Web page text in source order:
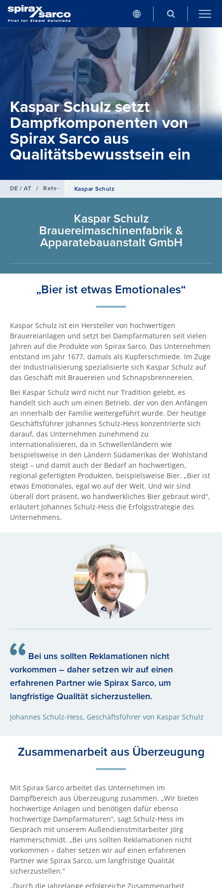
Kaspar Schulz setzt
Dampfkomponenten von
Spirax Sarco aus
Qualitätsbewusstsein ein
DE / AT / ReferenzenKaspar Schulz
Kaspar Schulz
Brauereimaschinenfabrik &
Apparatebauanstalt GmbH
„Bier ist etwas Emotionales“
Kaspar Schulz ist ein Hersteller von hochwertigen
Brauereianlagen und setzt bei Dampfarmaturen seit vielen
Jahren auf die Produkte von Spirax Sarco. Das Unternehmen
entstand im Jahr 1677, damals als Kupferschmiede. Im Zuge
der Industrialisierung spezialisierte sich Kaspar Schulz auf
das Geschäft mit Brauereien und Schnapsbrennereien.
Bei Kaspar Schulz wird nicht nur Tradition gelebt, es
handelt sich auch um einen Betrieb, der von den Anfängen
an innerhalb der Familie weitergeführt wurde. Der heutige
Geschäftsführer Johannes Schulz-Hess konzentrierte sich
darauf, das Unternehmen zunehmend zu
internationalisieren, da in Schwellenländern wie
beispielsweise in den Ländern Südamerikas der Wohlstand
steigt – und damit auch der Bedarf an hochwertigen,
regional gefertigten Produkten, beispielsweise Bier. „Bier ist
etwas Emotionales, egal wo auf der Welt. Und wir sind
überall dort präsent, wo handwerkliches Bier gebraut wird“,
erläutert Johannes Schulz-Hess die Erfolgsstrategie des
Unternehmens.
Bei uns sollten Reklamationen nicht
vorkommen – daher setzen wir auf einen
erfahrenen Partner wie Spirax Sarco, um
langfristige Qualität sicherzustellen.
Johannes Schulz-Hess, Geschäftsführer von Kaspar Schulz
Zusammenarbeit aus Überzeugung
Mit Spirax Sarco arbeitet das Unternehmen im
Dampfbereich aus Überzeugung zusammen. „Wir bieten
hochwertige Anlagen und benötigen dafür ebenso
hochwertige Dampfarmaturen“, sagt Schulz-Hess im
Gespräch mit unserem Außendienstmitarbeiter Jörg
Hammerschmidt. „Bei uns sollten Reklamationen nicht
vorkommen – daher setzen wir auf einen erfahrenen
Partner wie Spirax Sarco, um langfristige Qualität
sicherzustellen.“
„Durch die jahrelange erfolgreiche Zusammenarbeit